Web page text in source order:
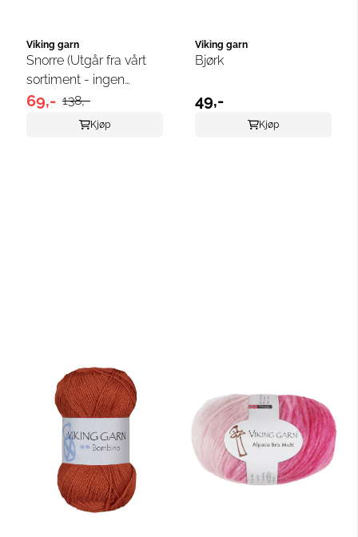
Viking garn
Snorre (Utgår fra vårt
sortiment - ingen
returrett)
69,- 138,-
Kjøp
Viking garn
Bjørk
49,-
Kjøp